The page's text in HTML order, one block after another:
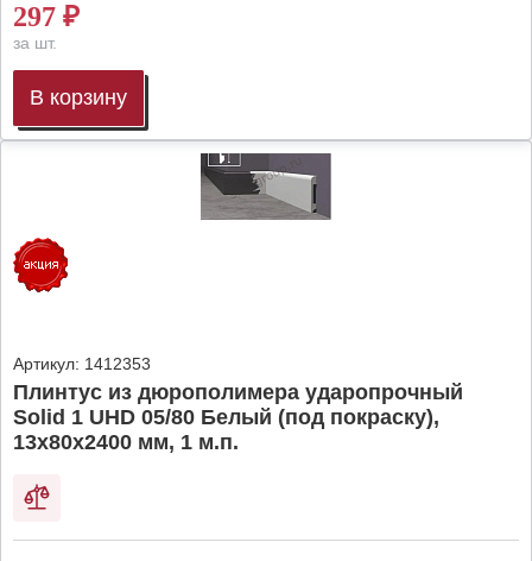
297 ₽
за шт.
В корзину
Артикул: 1412353
Плинтус из дюрополимера ударопрочный
Solid 1 UHD 05/80 Белый (под покраску),
13х80х2400 мм, 1 м.п.